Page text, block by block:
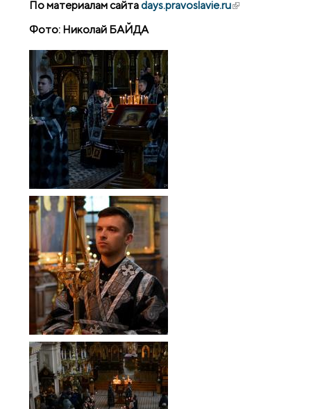
По материалам сайтаdays.pravoslavie.ru(внешняя
Фото: Николай БАЙДА